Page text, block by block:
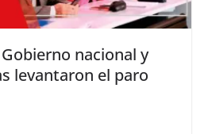
nacional y
levantaron el paro